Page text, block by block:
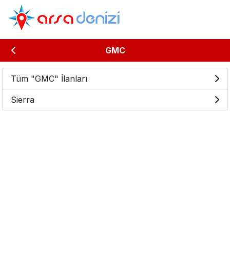
GMC
Tüm "GMC" İlanları
Sierra